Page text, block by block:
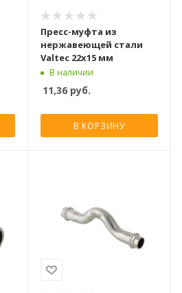
Пресс-муфта из
нержавеющей стали
Valtec 22x15 мм
В наличии
11,36 руб.
В КОРЗИНУ